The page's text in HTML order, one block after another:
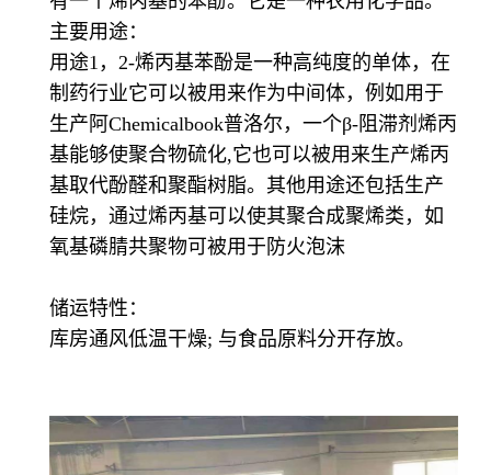
主要用途：
用途1，2-烯丙基苯酚是一种高纯度的单体，在
制药行业它可以被用来作为中间体，例如用于
生产阿Chemicalbook普洛尔，一个β-阻滞剂烯丙
基能够使聚合物硫化,它也可以被用来生产烯丙
基取代酚醛和聚酯树脂。其他用途还包括生产
硅烷，通过烯丙基可以使其聚合成聚烯类，如
氧基磷腈共聚物可被用于防火泡沫
储运特性：
库房通风低温干燥; 与食品原料分开存放。